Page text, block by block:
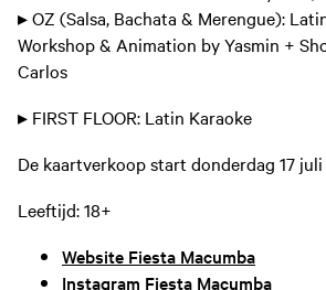
▸ OZ (Salsa, Bachata & Merengue):
Workshop & Animation by Yasmin +
Carlos
▸ FIRST FLOOR: Latin Karaoke
De kaartverkoop start donderdag 17 juli
Leeftijd: 18+
Website Fiesta Macumba
Instagram Fiesta Macumba